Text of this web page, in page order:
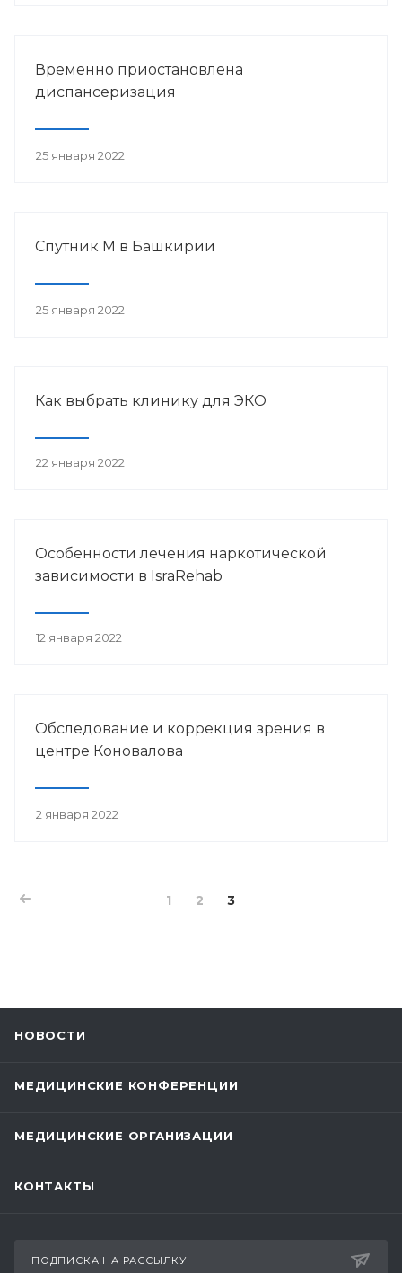
Временно приостановлена
диспансеризация
25 января 2022
Спутник М в Башкирии
25 января 2022
Как выбрать клинику для ЭКО
22 января 2022
Особенности лечения наркотической
зависимости в IsraRehab
12 января 2022
Обследование и коррекция зрения в
центре Коновалова
2 января 2022
1 2 3
НОВОСТИ
МЕДИЦИНСКИЕ КОНФЕРЕНЦИИ
МЕДИЦИНСКИЕ ОРГАНИЗАЦИИ
КОНТАКТЫ
ПОДПИСКА НА РАССЫЛКУ